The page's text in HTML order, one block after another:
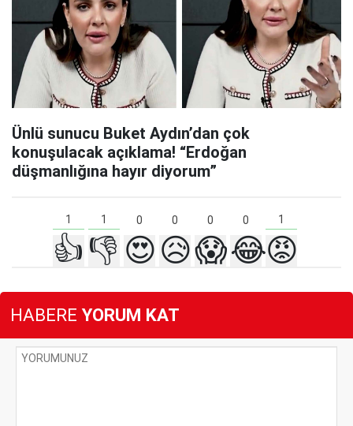
Ünlü sunucu Buket Aydın’dan çok
konuşulacak açıklama! “Erdoğan
düşmanlığına hayır diyorum”
1 1 0 0 0 0 1
👍 👎 😍😥😱😂😡
HABERE YORUM KAT